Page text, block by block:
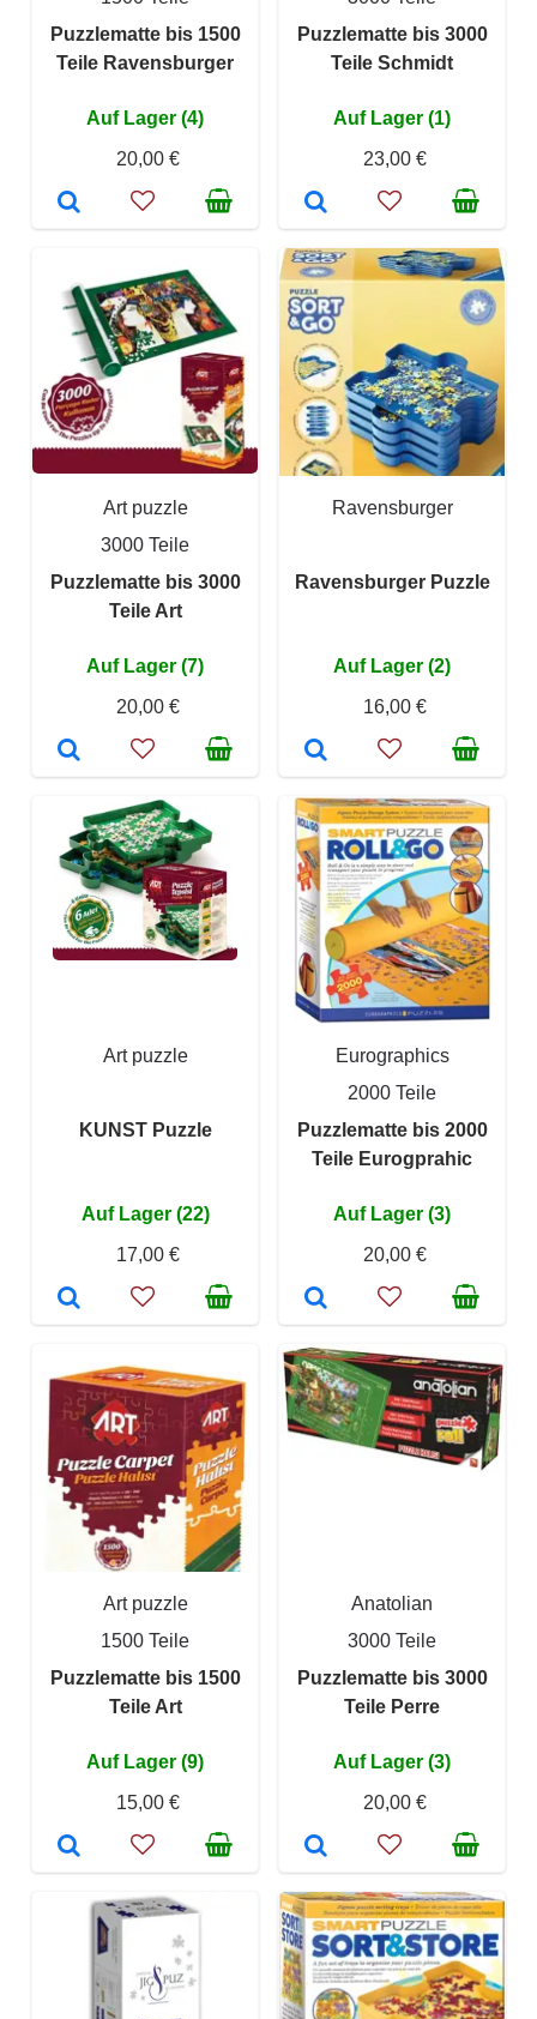
Puzzlematte bis 1500
Teile Ravensburger
Auf Lager (4)
20,00 €
Puzzlematte bis 3000
Teile Schmidt
Auf Lager (1)
23,00 €
Art puzzle
3000 Teile
Puzzlematte bis 3000
Teile Art
Auf Lager (7)
20,00 €
Ravensburger
Ravensburger Puzzle
Auf Lager (2)
16,00 €
Art puzzle
KUNST Puzzle
Auf Lager (22)
17,00 €
Eurographics
2000 Teile
Puzzlematte bis 2000
Teile Eurogprahic
Auf Lager (3)
20,00 €
Art puzzle
1500 Teile
Puzzlematte bis 1500
Teile Art
Auf Lager (9)
15,00 €
Anatolian
3000 Teile
Puzzlematte bis 3000
Teile Perre
Auf Lager (3)
20,00 €